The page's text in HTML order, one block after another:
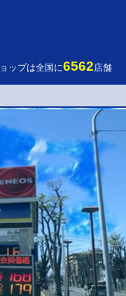
ップは全国に6562店舗